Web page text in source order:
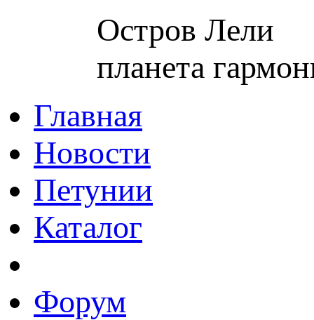
Остров Лели
планета
Главная
Новости
Петунии
Каталог
Форум